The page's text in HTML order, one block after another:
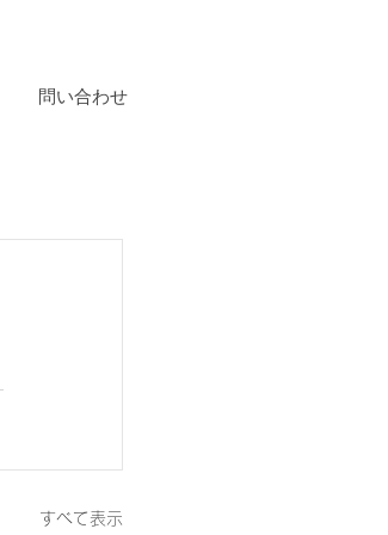
問い合わせ
すべて表示